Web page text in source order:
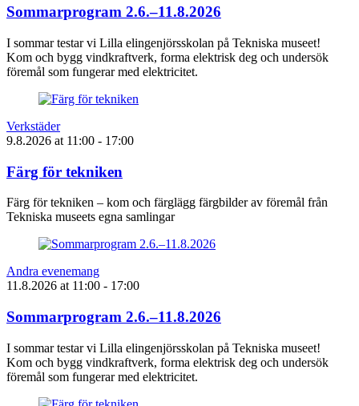
Sommarprogram 2.6.–11.8.2026
I sommar testar vi Lilla elingenjörsskolan på Tekniska museet!
Kom och bygg vindkraftverk, forma elektrisk deg och undersök
föremål som fungerar med elektricitet.
Verkstäder
9.8.2026 at 11:00 - 17:00
Färg för tekniken
Färg för tekniken – kom och färglägg färgbilder av föremål från
Tekniska museets egna samlingar
Andra evenemang
11.8.2026 at 11:00 - 17:00
Sommarprogram 2.6.–11.8.2026
I sommar testar vi Lilla elingenjörsskolan på Tekniska museet!
Kom och bygg vindkraftverk, forma elektrisk deg och undersök
föremål som fungerar med elektricitet.